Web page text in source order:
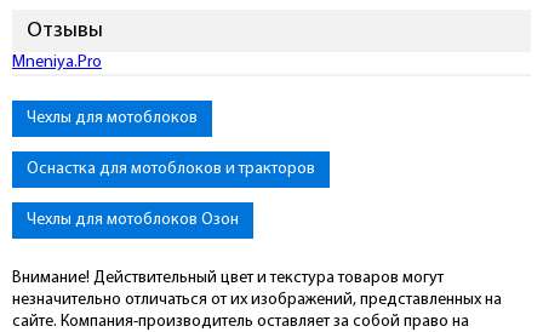
Отзывы
Подключиться к Mneniya.Pro
Чехлы для мотоблоков
Оснастка для мотоблоков и тракторов
Чехлы для мотоблоков Озон
Внимание! Действительный цвет и текстура товаров могут
незначительно отличаться от их изображений, представленных на
сайте. Компания-производитель оставляет за собой право на